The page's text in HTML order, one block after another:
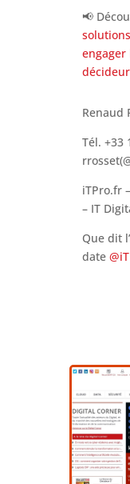
📢
engager
Renaud
Tél. +33
iTPro.fr
– IT
Que dit
date